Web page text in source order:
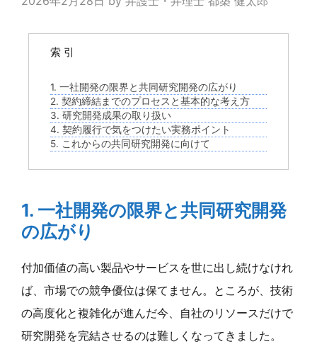
索 引
1. 一社開発の限界と共同研究開発の広がり
2. 契約締結までのプロセスと基本的な考え方
3. 研究開発成果の取り扱い
4. 契約履行で気をつけたい実務ポイント
5. これからの共同研究開発に向けて
1. 一社開発の限界と共同研究開発
の広がり
付加価値の高い製品やサービスを世に出し続けなけれ
ば、市場での競争優位は保てません。ところが、技術
の高度化と複雑化が進んだ今、自社のリソースだけで
研究開発を完結させるのは難しくなってきました。